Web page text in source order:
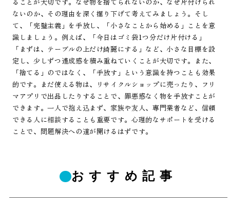
ないのか、その理由を深く掘り下げて考えてみましょう。そし
て、「完璧主義」を手放し、「小さなことから始める」ことを意
識しましょう。例えば、「今日はゴミ袋1つ分だけ片付ける」
「まずは、テーブルの上だけ綺麗にする」など、小さな目標を設
定し、少しずつ達成感を積み重ねていくことが大切です。また、
「捨てる」のではなく、「手放す」という意識を持つことも効果
的です。まだ使える物は、リサイクルショップに売ったり、フリ
マアプリで出品したりすることで、罪悪感なく物を手放すことが
できます。一人で抱え込まず、家族や友人、専門業者など、信頼
できる人に相談することも重要です。心理的なサポートを受ける
ことで、問題解決への道が開けるはずです。
おすすめ記事